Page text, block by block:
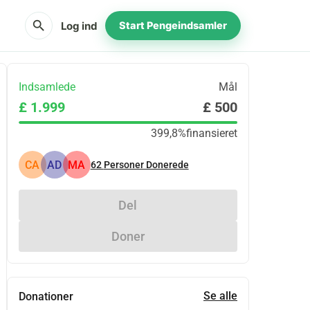
search Log ind Start Pengeindsamler
Indsamlede Mål
£ 1.999 £ 500
399,8%finansieret
CA AD MA 62 Personer Donerede
Del
Doner
Donationer Se alle